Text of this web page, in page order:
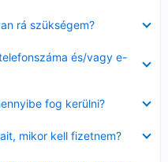
rá szükségem?
és/vagy e-
fog kerülni?
mikor kell fizetnem?